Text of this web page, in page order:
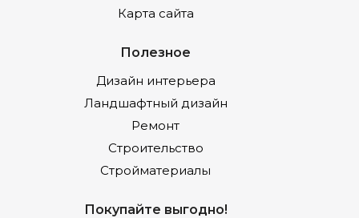
Карта сайта
Полезное
Дизайн интерьера
Ландшафтный дизайн
Ремонт
Строительство
Стройматериалы
Покупайте выгодно!